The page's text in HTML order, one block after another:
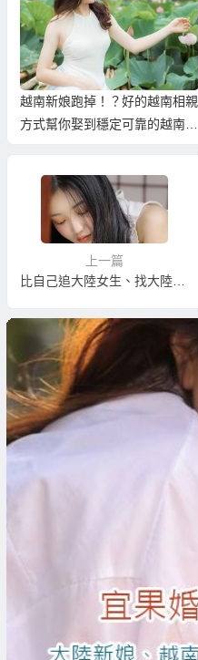
越南新娘跑掉！？好的越南相親
方式幫你娶到穩定可靠的越南新
上一篇
比自己追大陸女生、找大陸新娘仲介更有效率與便宜的娶大陸新娘！